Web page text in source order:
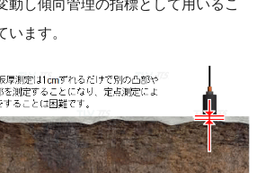
動し傾向管理の指標として用いるこ
います。